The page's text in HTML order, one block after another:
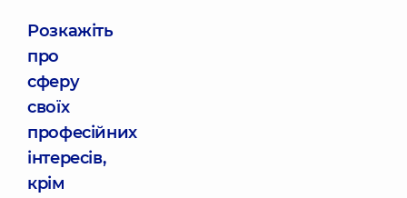
Розкажіть
про
сферу
своїх
професійних
інтересів,
крім